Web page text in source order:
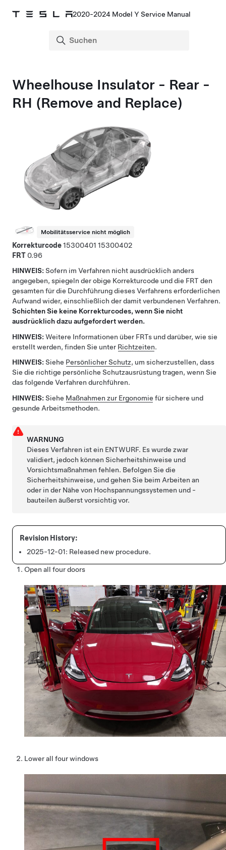
2020-2024 Model Y Service Manual
Wheelhouse Insulator - Rear -
RH (Remove and Replace)
Mobilitätsservice nicht möglich
Korrekturcode15300401 15300402
FRT 0.96
HINWEIS: Sofern im Verfahren nicht ausdrücklich anders
angegeben, spiegeln der obige Korrekturcode und die FRT den
gesamten für die Durchführung dieses Verfahrens erforderlichen
Aufwand wider, einschließlich der damit verbundenen Verfahren.
Schichten Sie keine Korrekturcodes, wenn Sie nicht
ausdrücklich dazu aufgefordert werden.
HINWEIS: Weitere Informationen über FRTs und darüber, wie sie
erstellt werden, finden Sie unter Richtzeiten.
HINWEIS: Siehe Persönlicher Schutz, um sicherzustellen, dass
Sie die richtige persönliche Schutzausrüstung tragen, wenn Sie
das folgende Verfahren durchführen.
HINWEIS: Siehe Maßnahmen zur Ergonomie für sichere und
gesunde Arbeitsmethoden.
WARNUNG
Dieses Verfahren ist ein ENTWURF. Es wurde zwar
validiert, jedoch können Sicherheitshinweise und
Vorsichtsmaßnahmen fehlen. Befolgen Sie die
Sicherheitshinweise, und gehen Sie beim Arbeiten an
oder in der Nähe von Hochspannungssystemen und -
bauteilen äußerst vorsichtig vor.
2025-12-01: Released new procedure.
Open all four doors
Lower all four windows